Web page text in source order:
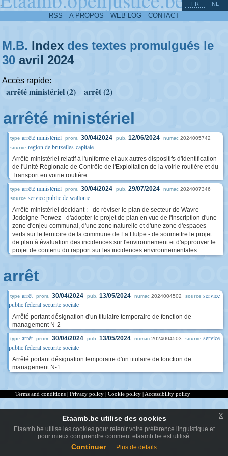
-
RSS A PROPOS WEB LOG CONTACT
FR NL
M.B. Index des textes promulgués le
30 avril 2024
Accès rapide:
arrêté ministériel (2) arrêt (2)
arrêté ministériel
type arrêté ministériel prom. 30/04/2024 pub. 12/06/2024 numac 2024005742
source region de bruxelles-capitale
Arrêté ministériel relatif à l'uniforme et aux autres dispositifs d'identification
de l'Unité Régionale de Contrôle de l'Exploitation de la voirie routière et du
Transport en voirie routière
type arrêté ministériel prom. 30/04/2024 pub. 29/07/2024 numac 2024007346
source service public de wallonie
Arrêté ministériel décidant : - de réviser le plan de secteur de Wavre-
Jodoigne-Perwez - d'adopter le projet de plan en vue de l'inscription d'une
zone d'enjeu communal, d'une zone naturelle et d'une zone d'espaces
verts sur le territoire de la commune de La Hulpe - de soumettre le projet
de plan à évaluation des incidences sur l'environnement et d'approuver le
projet de contenu du rapport sur les incidences environnementales
arrêt
type arrêt prom. 30/04/2024 pub. 13/05/2024 numac 2024004502 source service
public federal securite sociale
Arrêté portant désignation d'un titulaire temporaire de fonction de
management N-2
type arrêt prom. 30/04/2024 pub. 13/05/2024 numac 2024004503 source service
public federal securite sociale
Arrêté portant désignation temporaire d'un titulaire de fonction de
management N-1
^
Terms and conditions | Privacy policy | Cookie policy | Accessibility policy
Etaamb.be utilise des cookies
Etaamb.be utilise les cookies pour retenir votre préférence linguistique et
pour mieux comprendre comment etaamb.be est utilisé.
Continuer Plus de details
x